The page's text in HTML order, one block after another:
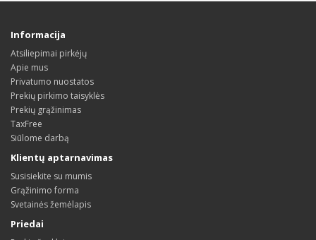
Informacija
Atsiliepimai pirkėjų
Apie mus
Privatumo nuostatos
Prekių pirkimo taisyklės
Prekių grąžinimas
TaxFree
Siūlome darbą
Klientų aptarnavimas
Susisiekite su mumis
Grąžinimo forma
Svetainės žemėlapis
Priedai